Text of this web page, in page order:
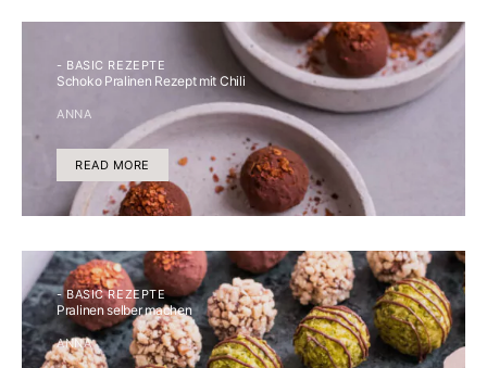
- BASIC REZEPTE
Schoko Pralinen Rezept mit Chili
ANNA
READ MORE
- BASIC REZEPTE
Pralinen selber machen
ANNA